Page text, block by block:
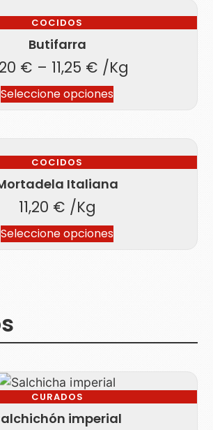
COCIDOS
Butifarra
€ – 11,25 € /Kg
Seleccione opciones
COCIDOS
Italiana
11,20 € /Kg
Seleccione opciones
CURADOS
imperial